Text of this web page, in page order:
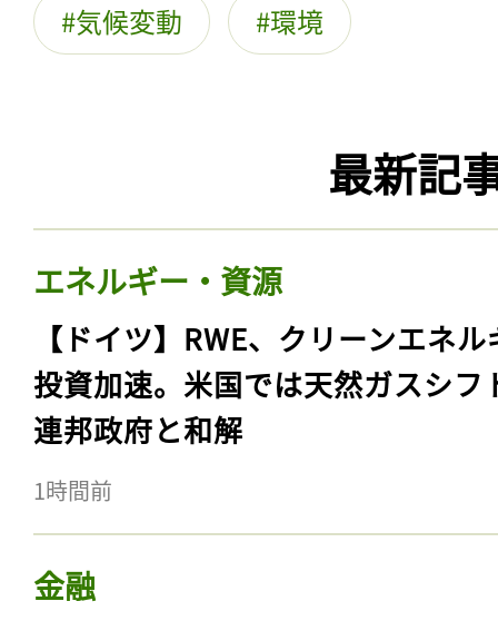
気候変動 環境
最新記
エネルギー・資源
【ドイツ】RWE、クリーンエネ
投資加速。米国では天然ガスシフ
連邦政府と和解
1時間前
金融